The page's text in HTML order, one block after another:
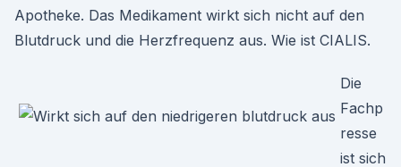
Apotheke. Das Medikament wirkt sich nicht auf den
Blutdruck und die Herzfrequenz aus. Wie ist CIALIS.
Die
Fachp
resse
ist sich